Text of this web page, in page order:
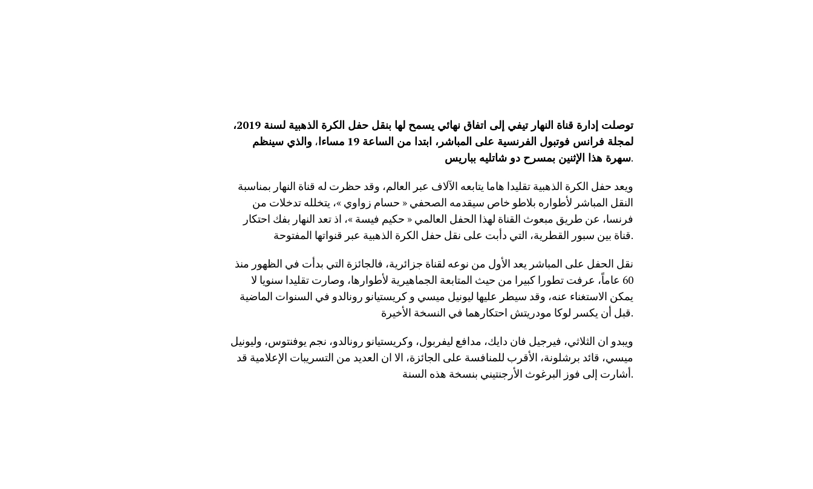
توصلت إدارة قناة النهار تيفي إلى اتفاق نهائي يسمح لها بنقل حفل الكرة الذهبية لسنة 2019،
لمجلة فرانس فوتبول الفرنسية على المباشر، ابتدا من الساعة 19
مساءا، والذي سينظم
سهرة هذا الإثنين بمسرح دو شاتليه بباريس.
ويعد حفل الكرة الذهبية تقليدا هاما يتابعه الآلاف عبر العالم، وقد حظرت له قناة النهار بمناسبة
النقل المباشر لأطواره بلاطو خاص سيقدمه الصحفي « حسام زواوي »، يتخلله تدخلات من
فرنسا، عن طريق مبعوث القناة لهذا الحفل العالمي « حكيم فيسة »، اذ تعد النهار بفك احتكار
قناة بين سبور القطرية، التي دأبت على نقل حفل الكرة الذهبية عبر قنواتها المفتوحة.
نقل الحفل على المباشر يعد الأول من نوعه لقناة جزائرية، فالجائزة التي بدأت في الظهور منذ
60 عاماً، عرفت تطورا كبيرا من حيث المتابعة الجماهيرية لأطوارها، وصارت تقليدا سنويا لا
يمكن الاستغناء عنه، وقد سيطر عليها ليونيل ميسي و كريستيانو رونالدو في السنوات الماضية
قبل أن يكسر لوكا مودريتش احتكارهما في النسخة الأخيرة.
ويبدو ان الثلاثي، فيرجيل فان دايك، مدافع ليفربول، وكريستيانو رونالدو، نجم يوفنتوس، وليونيل
ميسي، قائد برشلونة، الأقرب للمنافسة على الجائزة، الا ان العديد من التسريبات الإعلامية قد
أشارت إلى فوز البرغوث الأرجنتيني بنسخة هذه السنة.